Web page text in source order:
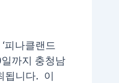
피나클랜드
까지 충청남
됩니다. 이